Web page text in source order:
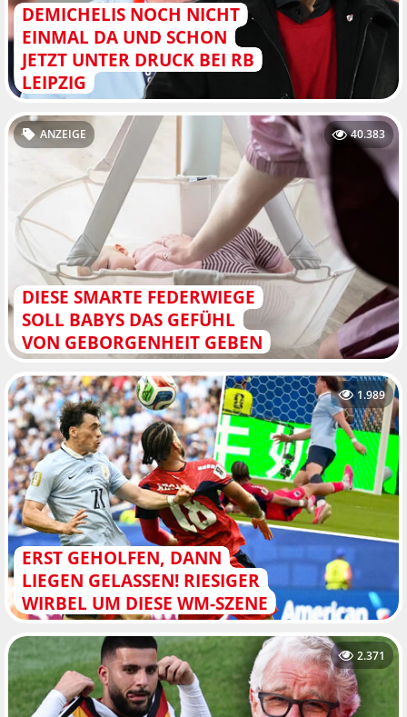
DEMICHELIS NOCH NICHT
EINMAL DA UND SCHON
JETZT UNTER DRUCK BEI RB
LEIPZIG
DIESE SMARTE FEDERWIEGE
SOLL BABYS DAS GEFÜHL
VON GEBORGENHEIT GEBEN
ANZEIGE 40.383
ERST GEHOLFEN, DANN
LIEGEN GELASSEN! RIESIGER
WIRBEL UM DIESE WM-SZENE
1.989
2.371